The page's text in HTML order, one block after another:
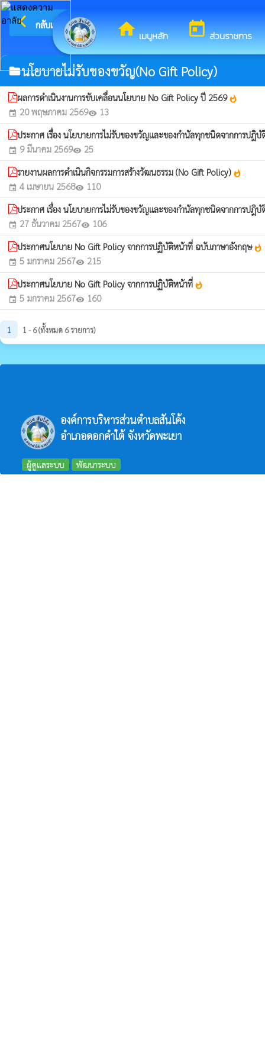
homeเมนูหลัก todayส่วนราชการ
arrow_back_ios กลับเมนูหลัก
folderนโยบายไม่รับของขวัญ(No Gift Policy)
ผลการดำเนินงานการขับเคลื่อนนโยบาย No Gift Policy ปี 2569whatshot
event 20 พฤษภาคม 2569visibility 13
ประกาศ เรื่อง นโยบายการไม่รับของขวัญและของกำนัลทุกชนิดจากการป
event 9 มีนาคม 2569visibility 25
รายงานผลการดำเนินกิจกรรมการสร้างวัฒนธรรม (No Gift Policy) whatshot
event 4 เมษายน 2568visibility 110
ประกาศ เรื่อง นโยบายการไม่รับของขวัญและของกำนัลทุกชนิดจากการป
event 27 ธันวาคม 2567visibility 106
ประกาศนโยบาย No Gift Policy จากการปฏิบัติหน้าที่ ฉบับภาษาอังกฤษwhatshot
event 5 มกราคม 2567visibility 215
ประกาศนโยบาย No Gift Policy จากการปฏิบัติหน้าที่ whatshot
event 5 มกราคม 2567visibility 160
1 1 - 6 (ทั้งหมด 6 รายการ)
องค์การบริหารส่วนตำบลสันโค้ง
อำเภอดอกคำใต้ จังหวัดพะเยา
ผู้ดูแลระบบ พัฒนาระบบ